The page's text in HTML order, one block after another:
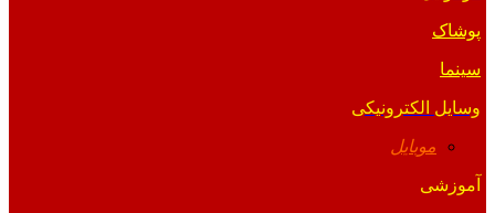
پوشاک
سینما
وسایل الکترونیکی
موبایل
آموزشی